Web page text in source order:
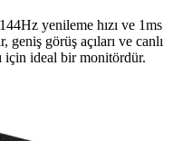
yenileme hızı ve 1ms
görüş açıları ve canlı
için ideal bir monitördür.